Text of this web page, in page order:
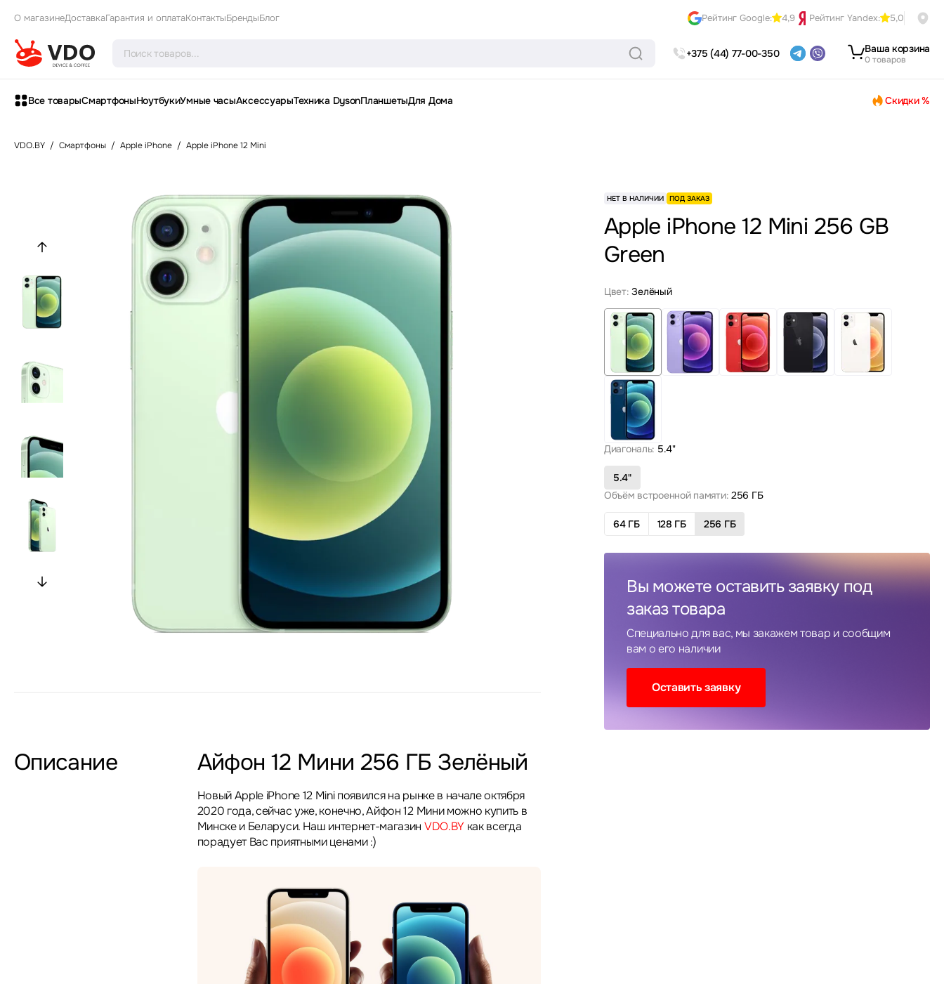
О магазинеДоставкаГарантия и оплатаКонтактыБрендыБлог Рейтинг Google: 4,9 Рейтинг Yandex: 5,0
+375 (44) 77-00-350 Ваша корзина
0 товаров
Все товарыСмартфоныНоутбукиУмные часыАксессуарыТехника DysonПланшетыДля Дома Скидки %
VDO.BY / Смартфоны / Apple iPhone / Apple iPhone 12 Mini
Описание Айфон 12 Мини 256 ГБ Зелёный
Новый Apple iPhone 12 Mini появился на рынке в начале октября
2020 года, сейчас уже, конечно, Айфон 12 Мини можно купить в
Минске и Беларуси. Наш интернет-магазин VDO.BYкак всегда
порадует Вас приятными ценами :)
НЕТ В НАЛИЧИИ ПОД ЗАКАЗ
Apple iPhone 12 Mini 256 GB
Green
Цвет: Зелёный
Диагональ: 5.4"
5.4"
Объём встроенной памяти: 256 ГБ
64 ГБ 128 ГБ 256 ГБ
Вы можете оставить заявку под
заказ товара
Специально для вас, мы закажем товар и сообщим
вам о его наличии
Оставить заявку